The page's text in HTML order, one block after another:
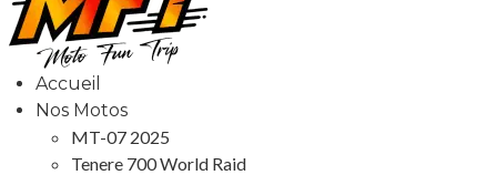
Accueil
Nos Motos
MT-07 2025
Tenere 700 World Raid